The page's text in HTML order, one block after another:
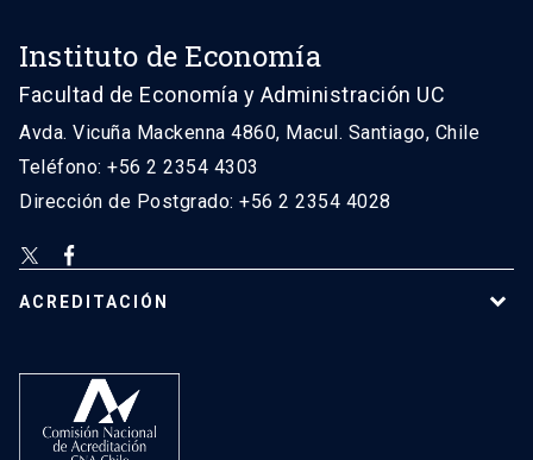
Instituto de Economía
Facultad de Economía y Administración UC
Avda. Vicuña Mackenna 4860, Macul. Santiago, Chile
Teléfono: +56 2 2354 4303
Dirección de Postgrado: +56 2 2354 4028
ACREDITACIÓN